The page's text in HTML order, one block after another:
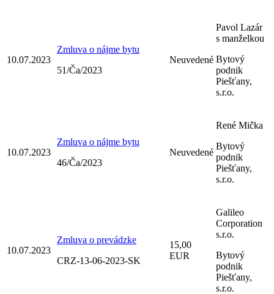
10.07.2023
Zmluva o nájme bytu
51/Ča/2023
Neuvedené
Pavol Lazár
s manželkou
Bytový
podnik
Piešťany,
s.r.o.
10.07.2023
Zmluva o nájme bytu
46/Ča/2023
Neuvedené
René Mička
Bytový
podnik
Piešťany,
s.r.o.
10.07.2023
Zmluva o prevádzke
CRZ-13-06-2023-SK
15,00
EUR
Galileo
Corporation
s.r.o.
Bytový
podnik
Piešťany,
s.r.o.